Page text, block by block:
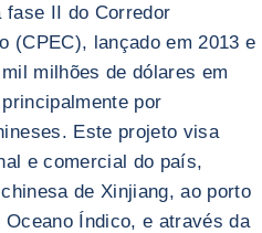
fase II do Corredor
(CPEC), lançado em 2013 e
milhões de dólares em
por
Este projeto visa
e comercial do país,
de Xinjiang, ao porto
Índico, e através da